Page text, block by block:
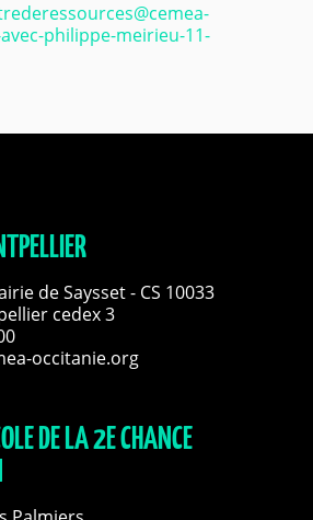
avec-philippe-meirieu-11-
de Saysset - CS 10033
cedex 3
occitanie.org
DE LA 2E CHANCE